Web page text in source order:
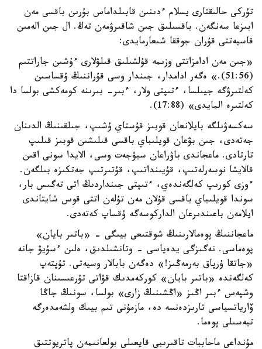
تۇركى حالىقتارى يسلام ءدىنىن قابىلداماس بۇرىن باقسى مەن
ابىزعا سەنگەن. باقسىلىق جىن شاقىرۋمەن تەڭ. ال جىن الەمىن
قاسيەتتى قۇران جوققا شىعارمايدى:
«جىن مەن ادامزاتتى وزىمە قۇلشىلىق قىلۋلارى ءۇشىن جاراتتىم
(51:56).» ەگەر ادامدار، جىندار وسى قۇراننىڭ ۇقساسىن
كەلتىرۋگە جيىلسا، ءتىپتى ولار، ءبىر- بىرىنە كومەكشى بولسا دا
كەلتىرە المايدى» (17:88).
سەكسەۋىلگە بايلانعان قوبىز قۇستاي ۇشىپ، جىلقىنىڭ الدىنان
جەتەدى، جىن بۋعان قويلىباي باقسى قىلىشىن قوبىز قىلىپ
تارتادى. ماعجاندى باۋراعان سيۋجەت وسى، الايدا سونى اقىن
قالايشا نوسەرلەتىپ، قۇيىنداتىپ، قۇتىرتىپ جەتكىزە بىلگەن.
ءوزى كورىپ كەلگەندەي، ءتىپتى جىنداردىڭ اتى تەگىس بار،
سوندا قويلىباي باقسى قۇلان مەن تۇلەن اتتى قوس شايتاندى
ايلامەن باعىندىرعان الداركوسەگە ۇقساپ كەتەدى.
ماعجاننىڭ پوەمالارىنىڭ شوقتىعى بيىگى - «باتىر بايان»
پوەماسى. نەگىزگى يدەياسى - وتانشىلدىق، ەلىن ءسۇيۋ جانە
«جاتقا ۇرپاق بەرمەڭىز!» دەگەن بابالار وسيەتى. تۇپتەپ
كەلگەندە «باتىر بايان» كوركەمدىك قۋاتى تۇرعىسىنان قازاقتا
وشپەس ءبىر اڭىز «اڭشىنىڭ زارى» بولسا، سونىڭ جاڭا
ۆارياتسياسى تارىزدەنسە دە، مازمۇنى تىم بيىك ولشەمدەرگە
تيەسىلى پوەما.
مۇنداعى ماحاببات تاقىرىبى قايعىلى بولعانىمەن پاتريوتتىق